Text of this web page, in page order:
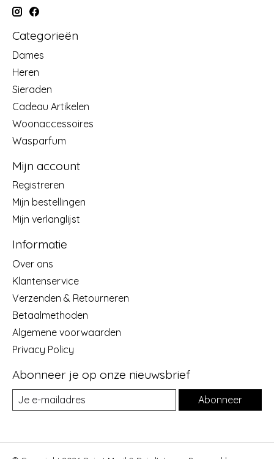
Categorieën
Dames
Heren
Sieraden
Cadeau Artikelen
Woonaccessoires
Wasparfum
Mijn account
Registreren
Mijn bestellingen
Mijn verlanglijst
Informatie
Over ons
Klantenservice
Verzenden & Retourneren
Betaalmethoden
Algemene voorwaarden
Privacy Policy
Abonneer je op onze nieuwsbrief
Abonneer